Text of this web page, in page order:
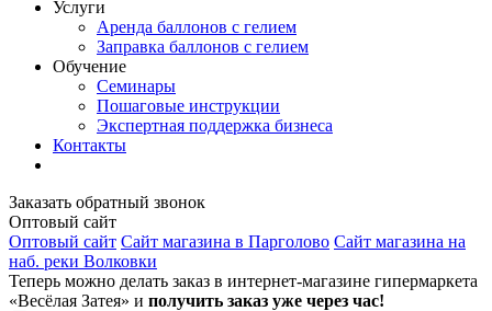
Услуги
Аренда баллонов с гелием
Заправка баллонов с гелием
Обучение
Семинары
Пошаговые инструкции
Экспертная поддержка бизнеса
Контакты
Заказать обратный звонок
Оптовый сайт
Оптовый сайт Сайт магазина в Парголово Сайт магазина на
наб. реки Волковки
Теперь можно делать заказ в интернет-магазине гипермаркета
«Весёлая Затея» и получить заказ уже через час!